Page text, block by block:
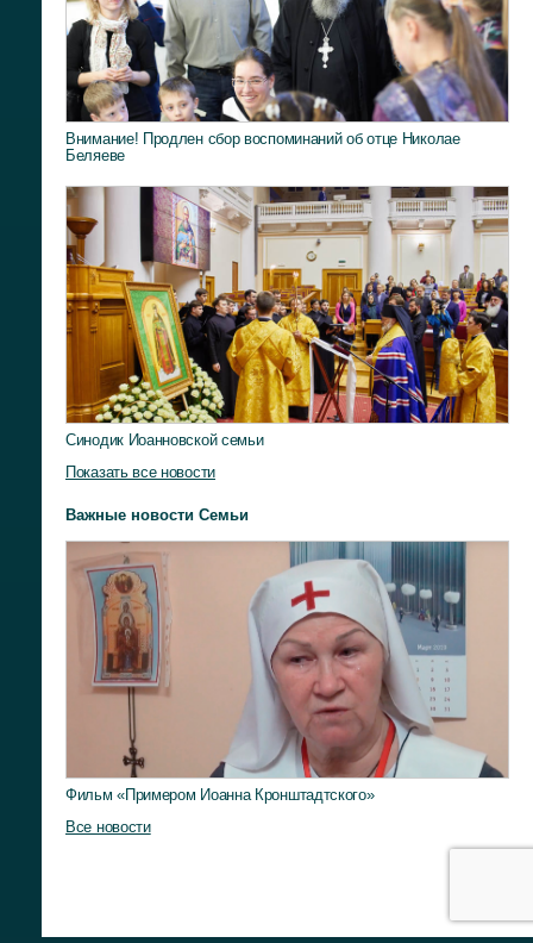
Внимание! Продлен сбор воспоминаний об отце Николае
Беляеве
Синодик Иоанновской семьи
Показать все новости
Важные новости Семьи
Фильм «Примером Иоанна Кронштадтского»
Все новости